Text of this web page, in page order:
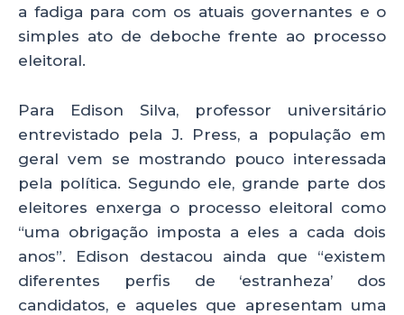
a fadiga para com os atuais governantes e o
simples ato de deboche frente ao processo
eleitoral.
Para Edison Silva, professor universitário
entrevistado pela J. Press, a população em
geral vem se mostrando pouco interessada
pela política. Segundo ele, grande parte dos
eleitores enxerga o processo eleitoral como
“uma obrigação imposta a eles a cada dois
anos”. Edison destacou ainda que “existem
diferentes perfis de ‘estranheza’ dos
candidatos, e aqueles que apresentam uma